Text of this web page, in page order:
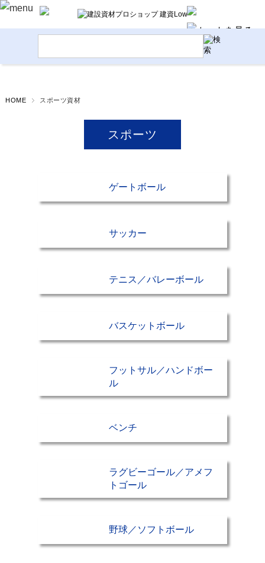
HOME スポーツ資材
スポーツ
ゲートボール
サッカー
テニス／バレーボール
バスケットボール
フットサル／ハンドボー
ル
ベンチ
ラグビーゴール／アメフ
トゴール
野球／ソフトボール